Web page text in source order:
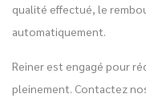
qualité effectué, le
automatiquement.
Reiner est engagé pour
pleinement. Contactez